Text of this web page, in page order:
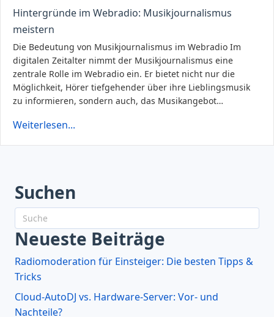
Hintergründe im Webradio: Musikjournalismus
meistern
Die Bedeutung von Musikjournalismus im Webradio Im
digitalen Zeitalter nimmt der Musikjournalismus eine
zentrale Rolle im Webradio ein. Er bietet nicht nur die
Möglichkeit, Hörer tiefgehender über ihre Lieblingsmusik
zu informieren, sondern auch, das Musikangebot…
Weiterlesen...
Suchen
Neueste Beiträge
Radiomoderation für Einsteiger: Die besten Tipps &
Tricks
Cloud-AutoDJ vs. Hardware-Server: Vor- und
Nachteile?